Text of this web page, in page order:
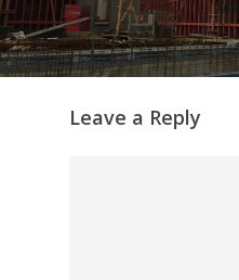
Leave a Reply